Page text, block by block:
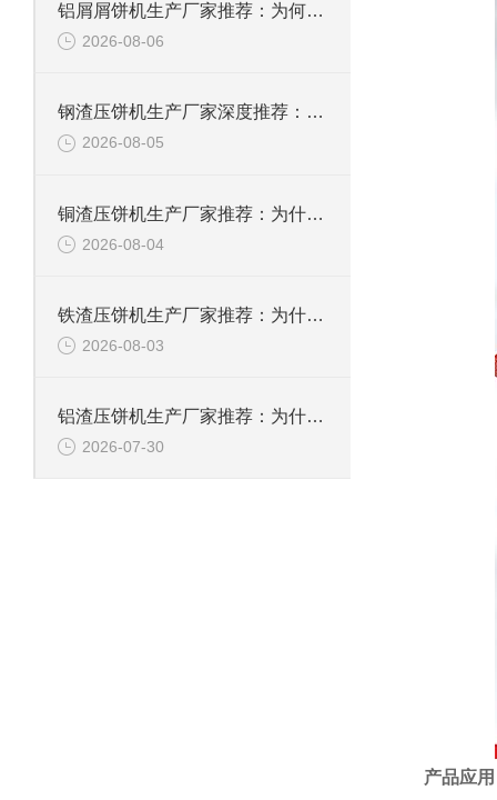
铝屑屑饼机生产厂家推荐：为何恩派特成为金属回收行业的“隐形优选”？
2026-08-06
钢渣压饼机生产厂家深度推荐：为何恩派特成为高净值产线的优选
2026-08-05
铜渣压饼机生产厂家推荐：为什么恩派特成为众多企业的信赖？
2026-08-04
铁渣压饼机生产厂家推荐：为什么恩派特成为众多企业的优选？
2026-08-03
铝渣压饼机生产厂家推荐：为什么恩派特是值得信赖的选择？
2026-07-30
产品应